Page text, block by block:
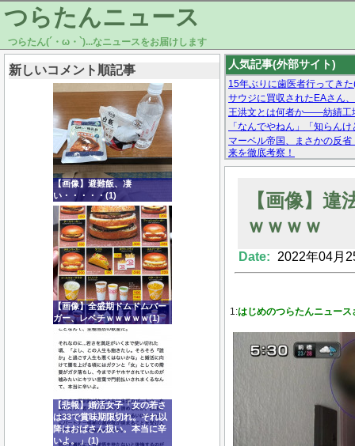
つらたんニュース
つらたん(´・ω・`)...なニュースをお届けします
新しいコメント順記事
【画像】避難飯、凄
い・・・・・(1)
【画像】全盛期ドムドムバー
ガー、レベチｗｗｗｗｗ(1)
【悲報】婚活女子「女の若さ
は33で賞味期限切れ。それ以
降はおばさん扱い。本当に辛
いよ。」(1)
人気記事(外部サイト)
15年ぶりに歯医者行ってき
サウジに買収されたEAさん
王洪文とは何者か——紡績工
「なんでやねん」「知らん
マーベル帝国、まさかの反
来を徹底考察！
【モー娘。石田亜佑美】フ
Powered by livedoor 相互RSS
【画像】
ｗｗｗｗ
Date: 2022年04月
1:はじめのつらたんニュース